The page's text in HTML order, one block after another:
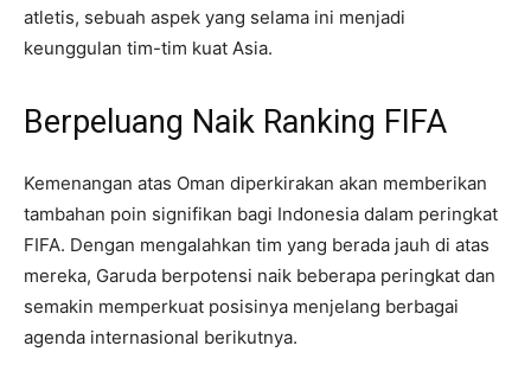
atletis, sebuah aspek yang selama ini menjadi
keunggulan tim-tim kuat Asia.
Berpeluang Naik Ranking FIFA
Kemenangan atas Oman diperkirakan akan memberikan
tambahan poin signifikan bagi Indonesia dalam peringkat
FIFA. Dengan mengalahkan tim yang berada jauh di atas
mereka, Garuda berpotensi naik beberapa peringkat dan
semakin memperkuat posisinya menjelang berbagai
agenda internasional berikutnya.